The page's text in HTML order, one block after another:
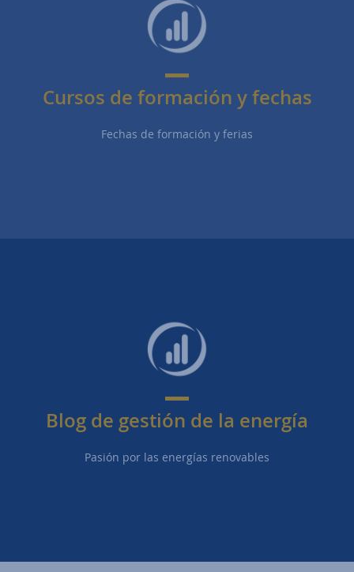
Cursos de formación y fechas
Fechas de formación y ferias
Blog de gestión de la energía
Pasión por las energías renovables